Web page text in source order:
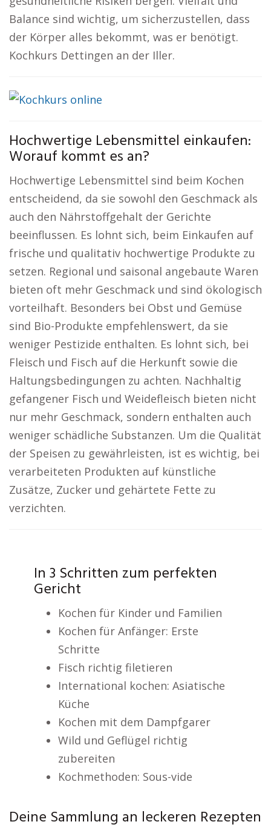
Balance sind wichtig, um sicherzustellen, dass
der Körper alles bekommt, was er benötigt.
Kochkurs Dettingen an der Iller.
Hochwertige Lebensmittel einkaufen:
Worauf kommt es an?
Hochwertige Lebensmittel sind beim Kochen
entscheidend, da sie sowohl den Geschmack als
auch den Nährstoffgehalt der Gerichte
beeinflussen. Es lohnt sich, beim Einkaufen auf
frische und qualitativ hochwertige Produkte zu
setzen. Regional und saisonal angebaute Waren
bieten oft mehr Geschmack und sind ökologisch
vorteilhaft. Besonders bei Obst und Gemüse
sind Bio-Produkte empfehlenswert, da sie
weniger Pestizide enthalten. Es lohnt sich, bei
Fleisch und Fisch auf die Herkunft sowie die
Haltungsbedingungen zu achten. Nachhaltig
gefangener Fisch und Weidefleisch bieten nicht
nur mehr Geschmack, sondern enthalten auch
weniger schädliche Substanzen. Um die Qualität
der Speisen zu gewährleisten, ist es wichtig, bei
verarbeiteten Produkten auf künstliche
Zusätze, Zucker und gehärtete Fette zu
verzichten.
In 3 Schritten zum perfekten
Gericht
Kochen für Kinder und Familien
Kochen für Anfänger: Erste
Schritte
Fisch richtig filetieren
International kochen: Asiatische
Küche
Kochen mit dem Dampfgarer
Wild und Geflügel richtig
zubereiten
Kochmethoden: Sous-vide
Deine Sammlung an leckeren Rezepten